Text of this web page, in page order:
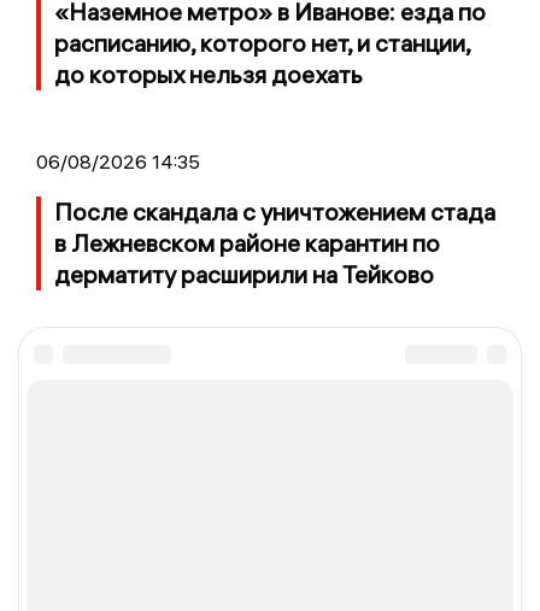
«Наземное метро» в Иванове: езда по
расписанию, которого нет, и станции,
до которых нельзя доехать
06/08/2026 14:35
После скандала с уничтожением стада
в Лежневском районе карантин по
дерматиту расширили на Тейково